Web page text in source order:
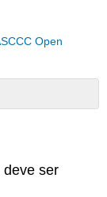
Open
deve ser